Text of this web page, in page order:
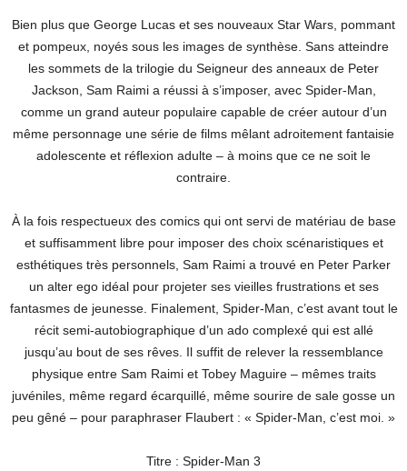
Bien plus que George Lucas et ses nouveaux Star Wars, pommant
et pompeux, noyés sous les images de synthèse. Sans atteindre
les sommets de la trilogie du Seigneur des anneaux de Peter
Jackson, Sam Raimi a réussi à s’imposer, avec Spider-Man,
comme un grand auteur populaire capable de créer autour d’un
même personnage une série de films mêlant adroitement fantaisie
adolescente et réflexion adulte – à moins que ce ne soit le
contraire.
À la fois respectueux des comics qui ont servi de matériau de base
et suffisamment libre pour imposer des choix scénaristiques et
esthétiques très personnels, Sam Raimi a trouvé en Peter Parker
un alter ego idéal pour projeter ses vieilles frustrations et ses
fantasmes de jeunesse. Finalement, Spider-Man, c’est avant tout le
récit semi-autobiographique d’un ado complexé qui est allé
jusqu’au bout de ses rêves. Il suffit de relever la ressemblance
physique entre Sam Raimi et Tobey Maguire – mêmes traits
juvéniles, même regard écarquillé, même sourire de sale gosse un
peu gêné – pour paraphraser Flaubert : « Spider-Man, c’est moi. »
Titre : Spider-Man 3